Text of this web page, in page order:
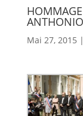
Mai 27, 2015 |